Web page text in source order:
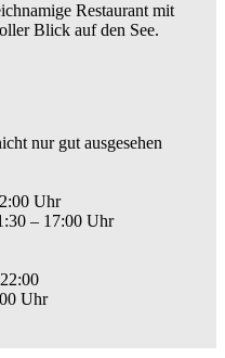
Restaurant mit
Blick auf den See.
Uhr
– 17:00 Uhr
Uhr